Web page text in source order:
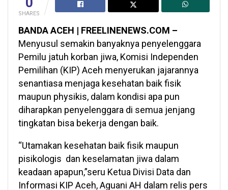
SHARES
BANDA ACEH | FREELINENEWS.COM –
Menyusul semakin banyaknya penyelenggara
Pemilu jatuh korban jiwa, Komisi Independen
Pemilihan (KIP) Aceh menyerukan jajarannya
senantiasa menjaga kesehatan baik fisik
maupun physikis, dalam kondisi apa pun
diharapkan penyelenggara di semua jenjang
tingkatan bisa bekerja dengan baik.
“Utamakan kesehatan baik fisik maupun
pisikologis dan keselamatan jiwa dalam
keadaan apapun,”seru Ketua Divisi Data dan
Informasi KIP Aceh, Aguani AH dalam relis pers